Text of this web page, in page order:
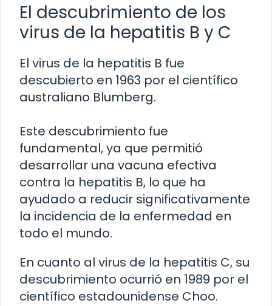
El descubrimiento de los
virus de la hepatitis B y C
El virus de la hepatitis B fue
descubierto en 1963 por el científico
australiano Blumberg.
Este descubrimiento fue
fundamental, ya que permitió
desarrollar una vacuna efectiva
contra la hepatitis B, lo que ha
ayudado a reducir significativamente
la incidencia de la enfermedad en
todo el mundo.
En cuanto al virus de la hepatitis C, su
descubrimiento ocurrió en 1989 por el
científico estadounidense Choo.